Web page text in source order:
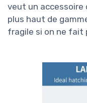
veut un
plus haut de
fragile si on ne